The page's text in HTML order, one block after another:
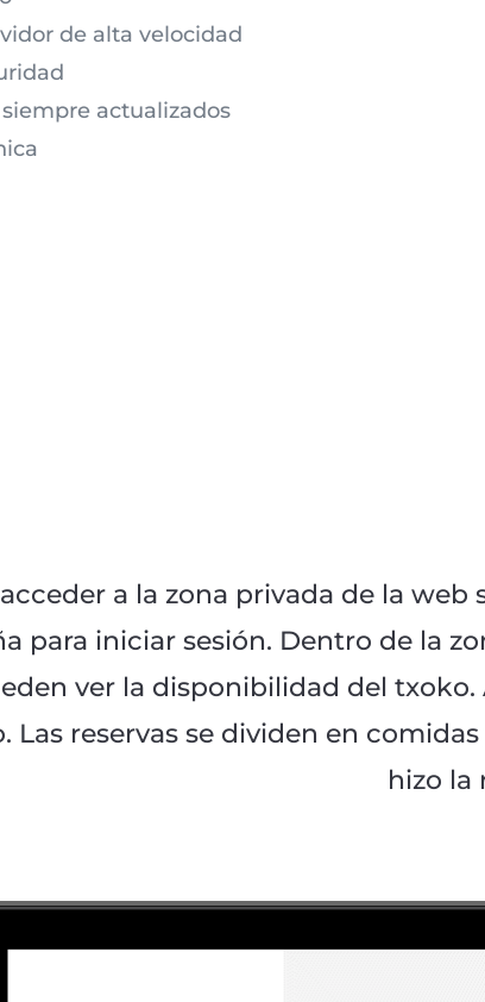
de alta velocidad
actualizados
a la zona privada de la
para iniciar sesión. Dentro de la
ver la disponibilidad del
Las reservas se dividen en
hizo la